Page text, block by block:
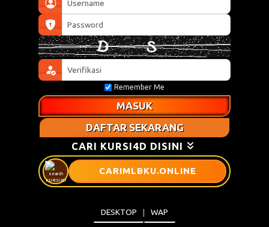
Remember Me
MASUK
DAFTAR SEKARANG
CARI KURSI4D DISINI
CARIMLBKU.ONLINE
DESKTOP WAP